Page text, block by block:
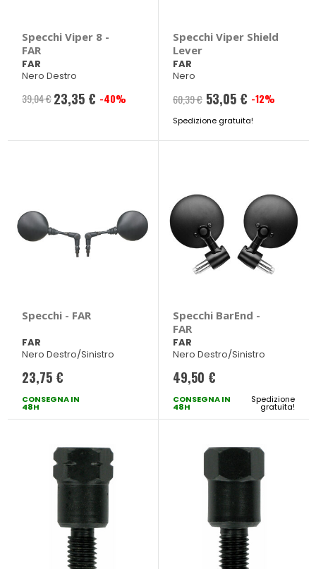
Specchi Viper 8 -
FAR
FAR
Nero Destro
39,04 € Prezzo
23,35 € -40%
Specchi Viper Shield
Lever
FAR
Nero
60,39 € 53,05 € -12%
Spedizione gratuita!
Specchi - FAR
FAR
Nero Destro/Sinistro
23,75 €
CONSEGNA IN
48H
Specchi BarEnd -
FAR
FAR
Nero Destro/Sinistro
49,50 €
CONSEGNA IN
48H
Spedizione
gratuita!